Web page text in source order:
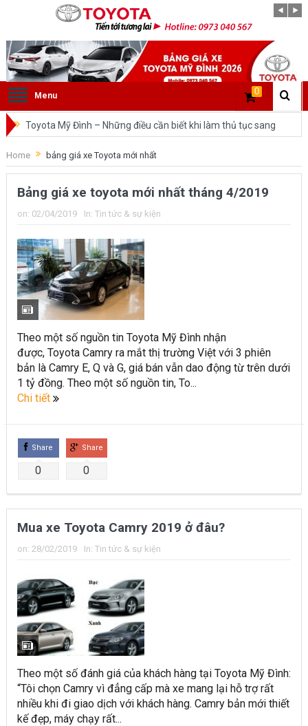
Menu 0
Toyota Mỹ Đình – Những điều cần biết khi làm thủ tục sang
tên ô tô trong cùng tỉnh.
So sánh Toyota Veloz Cross và Toyota Innova: Nên chọn xe
nào?
nhất trên thị trường.
Những dòng xe của Toyota đang chiếm lĩnh tại thị trường
Việt Nam?
Toyota Việt Nam chính thức ra mắt Toyota Fortuner 2022 và
Land cruiser 2022 phiên bản mới
Toyota Raize phân khúc SUV cỡ nhỏ mới hứa hẹn nhiều đột
phá
được ra mắt tại Việt Nam
Những dòng xe Toyota đang phổ biến nhất trên thị trường
Việt Nam hiện nay.
Lựa chọn Toyota Corolla Cross hay Mazda CX-5 trong phân
khúc C – SUV?
Home bảng giá xe Toyota mới nhất
Bảng giá xe toyota mới nhất tháng 4/2019
on: 02/04/2019 In: Tin tức & sự kiện
Theo một số nguồn tin Toyota Mỹ Đình nhận
được, Toyota Camry ra mắt thị trường Việt với 3 phiên
bản là Camry E, Q và G, giá bán vẫn dao động từ trên dưới
1 tỷ đồng. Theo một số nguồn tin, To...
Chi tiết
Share
0
Share
0
Mua xe Toyota Camry 2019 ở đâu?
on: 28/02/2019 In: Tin tức & sự kiện
Theo một số đánh giá của khách hàng tại Toyota Mỹ Đình:
“Tôi chọn Camry vì đẳng cấp mà xe mang lại hỗ trợ rất
nhiều khi đi giao dịch với khách hàng. Camry bản mới thiết
kế đẹp, máy chạy rất...